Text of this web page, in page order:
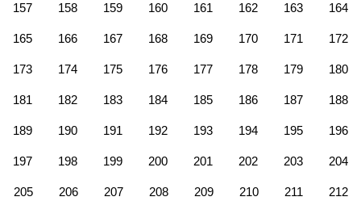
157 158 159 160 161 162 163 164
165 166 167 168 169 170 171 172
173 174 175 176 177 178 179 180
181 182 183 184 185 186 187 188
189 190 191 192 193 194 195 196
197 198 199 200 201 202 203 204
205 206 207 208 209 210 211 212